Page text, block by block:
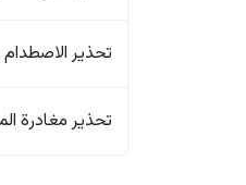
تحذير الاصطدام
تحذير مغادرة